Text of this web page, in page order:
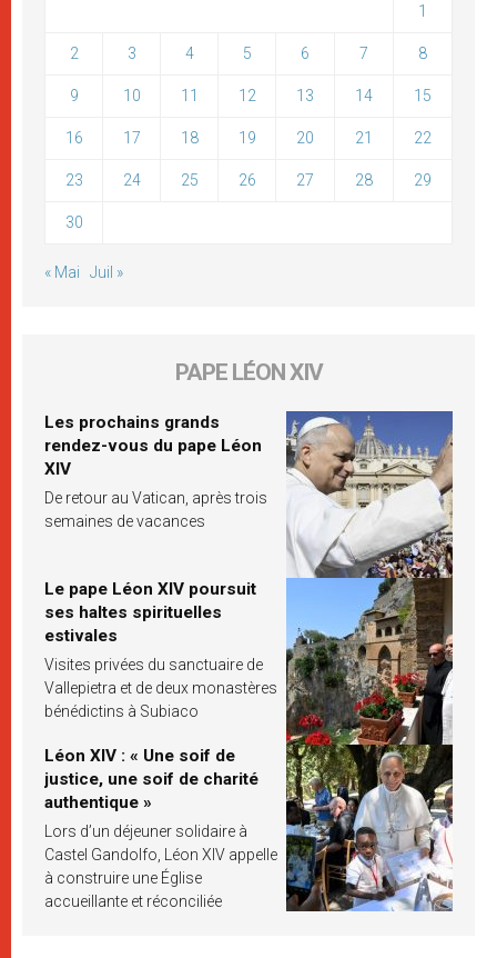
1
2 3 4 5 6 7 8
9 10 11 12 13 14 15
16 17 18 19 20 21 22
23 24 25 26 27 28 29
30
« Mai Juil »
PAPE LÉON XIV
Les prochains grands
rendez-vous du pape Léon
XIV
De retour au Vatican, après trois
semaines de vacances
Le pape Léon XIV poursuit
ses haltes spirituelles
estivales
Visites privées du sanctuaire de
Vallepietra et de deux monastères
bénédictins à Subiaco
Léon XIV : « Une soif de
justice, une soif de charité
authentique »
Lors d’un déjeuner solidaire à
Castel Gandolfo, Léon XIV appelle
à construire une Église
accueillante et réconciliée